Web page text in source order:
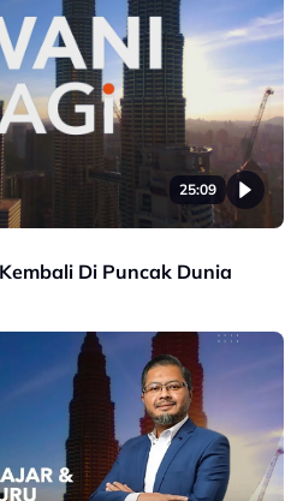
25:09
Di Puncak Dunia